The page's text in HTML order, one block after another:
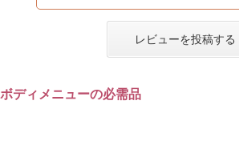
レビューを投稿する
ボディメニューの必需品